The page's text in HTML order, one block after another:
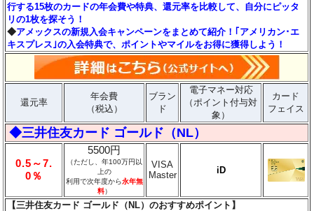
行する15枚のカードの年会費や特典、還元率を比較して、自分にピッタ
リの1枚を探そう！
◆アメックスの新規入会キャンペーンをまとめて紹介！｢アメリカン･エ
キスプレス｣の入会特典で、ポイントやマイルをお得に獲得しよう！
還元率
年会費
（税込）
ブラン
ド
電子マネー対応
（ポイント付与対
象）
カード
フェイス
◆三井住友カード ゴールド（NL）
0.5～7.
0％
5500円
（ただし、年100万円以
上の
利用で次年度から永年無
料）
VISA
Master
iD
【三井住友カード ゴールド（NL）のおすすめポイント】